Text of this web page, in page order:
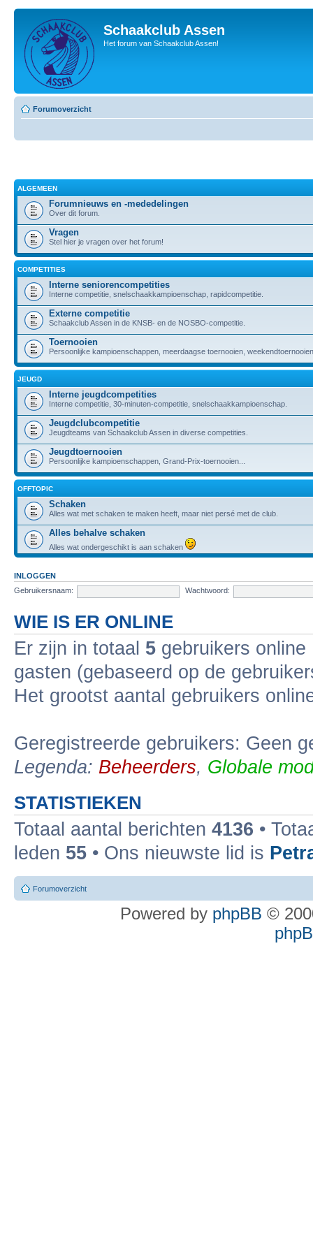
Schaakclub Assen
Het forum van Schaakclub Assen!
Forumoverzicht
ALGEMEEN
Forumnieuws en -mededelingen
Over dit forum.
Vragen
Stel hier je vragen over het forum!
COMPETITIES
Interne seniorencompetities
Interne competitie, snelschaakkampioenschap, rapidcompetitie.
Externe competitie
Schaakclub Assen in de KNSB- en de NOSBO-competitie.
Toernooien
Persoonlijke kampioenschappen, meerdaagse toernooien,
JEUGD
Interne jeugdcompetities
Interne competitie, 30-minuten-competitie, snelschaakkampioenschap.
Jeugdclubcompetitie
Jeugdteams van Schaakclub Assen in diverse competities.
Jeugdtoernooien
Persoonlijke kampioenschappen, Grand-Prix-toernooien...
OFFTOPIC
Schaken
Alles wat met schaken te maken heeft, maar niet persé met de club.
Alles behalve schaken
Alles wat ondergeschikt is aan schaken
INLOGGEN
Gebruikersnaam:
Wachtwoord:
WIE IS ER ONLINE
Er zijn in totaal 5 gebruikers
gasten (gebaseerd op de
Het grootst aantal gebruikers
Geregistreerde gebruikers: Geen
Legenda: Beheerders, Globale
STATISTIEKEN
Totaal aantal berichten 4136 •
leden 55 • Ons nieuwste lid is
Forumoverzicht
Powered by phpBB ©